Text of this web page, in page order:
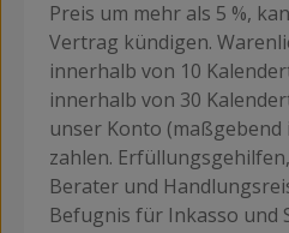
Preis um mehr als 5 %,
Vertrag kündigen.
innerhalb von 10
innerhalb von 30
unser Konto
zahlen.
Berater und
Befugnis für Inkasso und